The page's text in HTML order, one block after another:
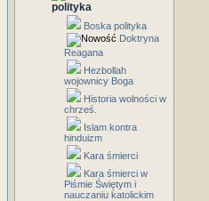
polityka
Boska polityka
Doktryna
Reagana
Hezbollah
wojownicy Boga
Historia wolności w
chrześ.
Islam kontra
hinduizm
Kara śmierci
Kara śmierci w
Piśmie Świętym i
nauczaniu katolickim